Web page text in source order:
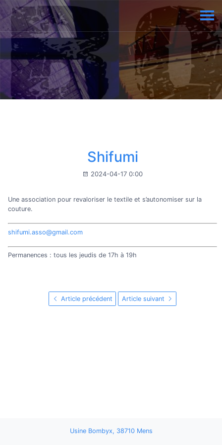
Shifumi
2024-04-17 0:00
Une association pour revaloriser le textile et s’autonomiser sur la
couture.
shifumi.asso@gmail.com
Permanences : tous les jeudis de 17h à 19h
Article précédent Article suivant
Usine Bombyx, 38710 Mens